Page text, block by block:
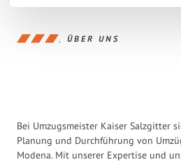
ÜBER UNS
Bei Umzugsmeister Kaiser Salzgitter
Planung und Durchführung von
Modena. Mit unserer Expertise und